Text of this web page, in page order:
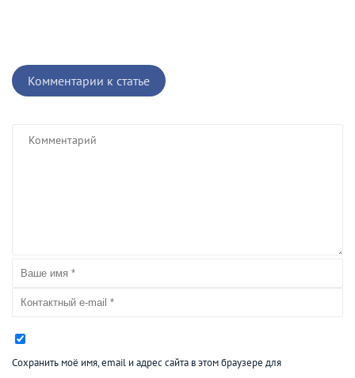
Комментарии к статье
Сохранить моё имя, email и адрес сайта в этом браузере для